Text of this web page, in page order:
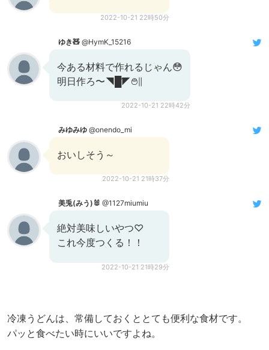
2022-10-21 22時50分
ゆき🧸 @HymK_15216
今ある材料で作れるじゃん😳
明日作ろ〜◥█̆̈◤࿉∥
2022-10-21 22時42分
みゆみゆ @onendo_mi
おいしそう～
2022-10-21 21時37分
美兎(みう)🐰 @1127miumiu
絶対美味しいやつ♡
これ今度つくる！！
2022-10-21 21時29分
冷凍うどんは、常備しておくととても便利な食材です。
パッと食べたい時にいいですよね。